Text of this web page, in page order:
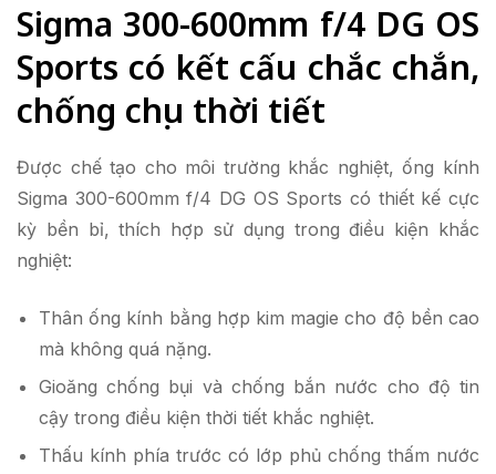
Sigma 300-600mm f/4 DG OS
Sports có kết cấu chắc chắn,
chống chịu thời tiết
Được chế tạo cho môi trường khắc nghiệt, ống kính
Sigma 300-600mm f/4 DG OS Sports có thiết kế cực
kỳ bền bỉ, thích hợp sử dụng trong điều kiện khắc
nghiệt:
Thân ống kính bằng hợp kim magie cho độ bền cao
mà không quá nặng.
Gioăng chống bụi và chống bắn nước cho độ tin
cậy trong điều kiện thời tiết khắc nghiệt.
Thấu kính phía trước có lớp phủ chống thấm nước